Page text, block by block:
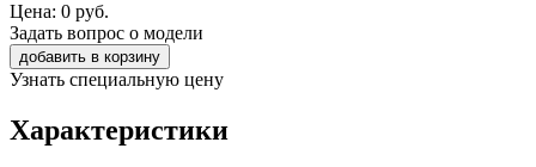
Цена: 0 руб.
Задать вопрос о модели
добавить в корзину
Узнать специальную цену
Характеристики